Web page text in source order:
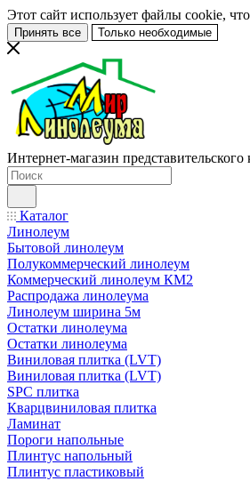
Этот сайт использует файлы cookie,
Принять все Только необходимые
Интернет-магазин представительского
Каталог
Линолеум
Бытовой линолеум
Полукоммерческий линолеум
Коммерческий линолеум КМ2
Распродажа линолеума
Линолеум ширина 5м
Остатки линолеума
Остатки линолеума
Виниловая плитка (LVT)
Виниловая плитка (LVT)
SPC плитка
Кварцвиниловая плитка
Ламинат
Пороги напольные
Плинтус напольный
Плинтус пластиковый